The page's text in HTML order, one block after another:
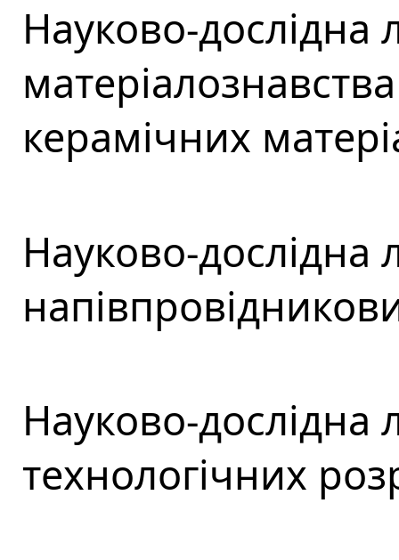
Науково-дослідна
керамічних
Науково-дослідна
Науково-дослідна
технологічних